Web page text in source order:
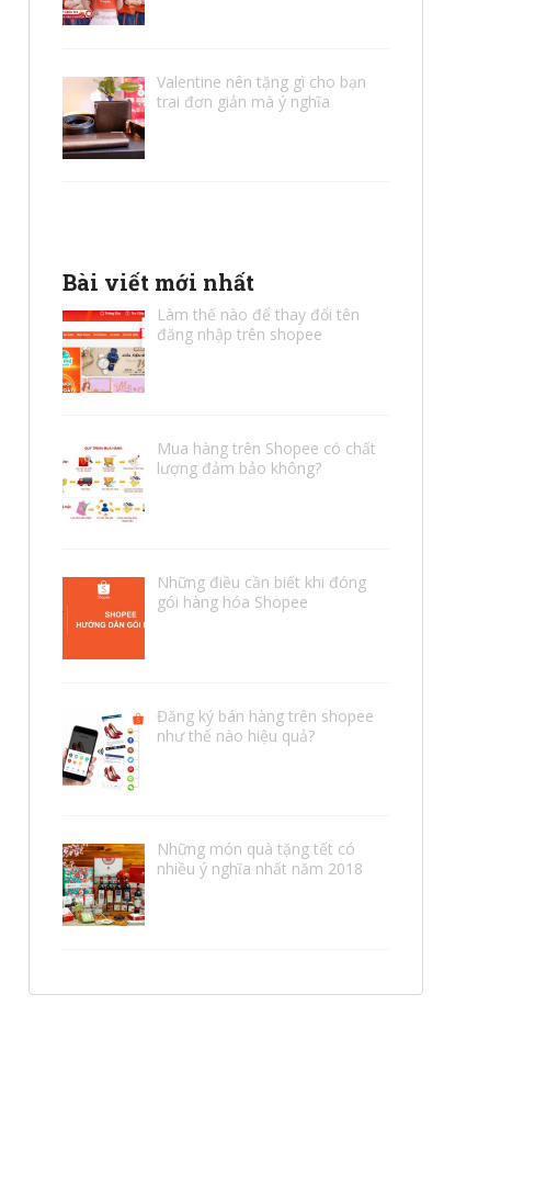
Valentine nên tặng gì cho bạn
trai đơn giản mà ý nghĩa
Bài viết mới nhất
Làm thế nào để thay đổi tên
đăng nhập trên shopee
Mua hàng trên Shopee có chất
lượng đảm bảo không?
Những điều cần biết khi đóng
gói hàng hóa Shopee
Đăng ký bán hàng trên shopee
như thế nào hiệu quả?
Những món quà tặng tết có
nhiều ý nghĩa nhất năm 2018